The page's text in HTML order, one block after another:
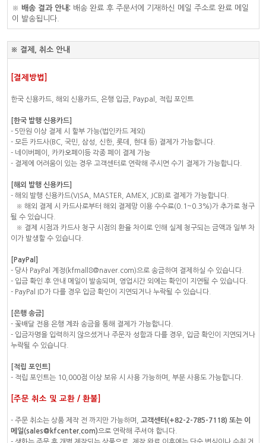
※ 배송 결과 안내: 배송 완료 후 주문서에 기재하신 메일 주소로 완료 메일
이 발송됩니다.
※ 결제, 취소 안내
[결제방법]
한국 신용카드, 해외 신용카드, 은행 입금, Paypal, 적립 포인트
[한국 발행 신용카드]
- 5만원 이상 결제 시 할부 가능(법인카드 제외)
- 모든 카드사(BC, 국민, 삼성, 신한, 롯데, 현대 등) 결제가 가능합니다.
- 네이버페이, 카카오페이등 각종 페이 결제 가능
- 결제에 어려움이 있는 경우 고객센터로 연락해 주시면 수기 결제가 가능합니다.
[해외 발행 신용카드]
- 해외 발행 신용카드(VISA, MASTER, AMEX, JCB)로 결제가 가능합니다.
※ 해외 결제 시 카드사로부터 해외 결제망 이용 수수료(0.1~0.3%)가 추가로 청구
될 수 있습니다.
※ 결제 시점과 카드사 청구 시점의 환율 차이로 인해 실제 청구되는 금액과 일부 차
이가 발생할 수 있습니다.
[PayPal]
- 당사 PayPal 계정(kfmall8@naver.com)으로 송금하여 결제하실 수 있습니다.
- 입금 확인 후 안내 메일이 발송되며, 영업시간 외에는 확인이 지연될 수 있습니다.
- PayPal ID가 다를 경우 입금 확인이 지연되거나 누락될 수 있습니다.
[은행 송금]
- 꽃배달 전용 은행 계좌 송금을 통해 결제가 가능합니다.
- 입금자명을 입력하지 않으셨거나 주문자 성함과 다를 경우, 입금 확인이 지연되거나
누락될 수 있습니다.
[적립 포인트]
- 적립 포인트는 10,000점 이상 보유 시 사용 가능하며, 부분 사용도 가능합니다.
[주문 취소 및 교환 / 환불]
- 주문 취소는 상품 제작 전 까지만 가능하며, 고객센터(+82-2-785-7118) 또는 이
메일(sales@kfcenter.com)으로 연락해 주셔야 합니다.